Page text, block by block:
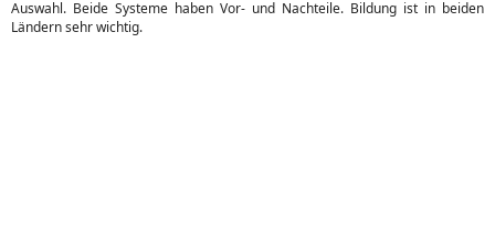
Auswahl. Beide Systeme haben Vor- und Nachteile. Bildung ist in beiden
Ländern sehr wichtig.